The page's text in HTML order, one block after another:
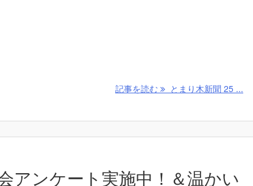
記事を読む とまり木新聞 25 ...
アンケート実施中！＆温かい